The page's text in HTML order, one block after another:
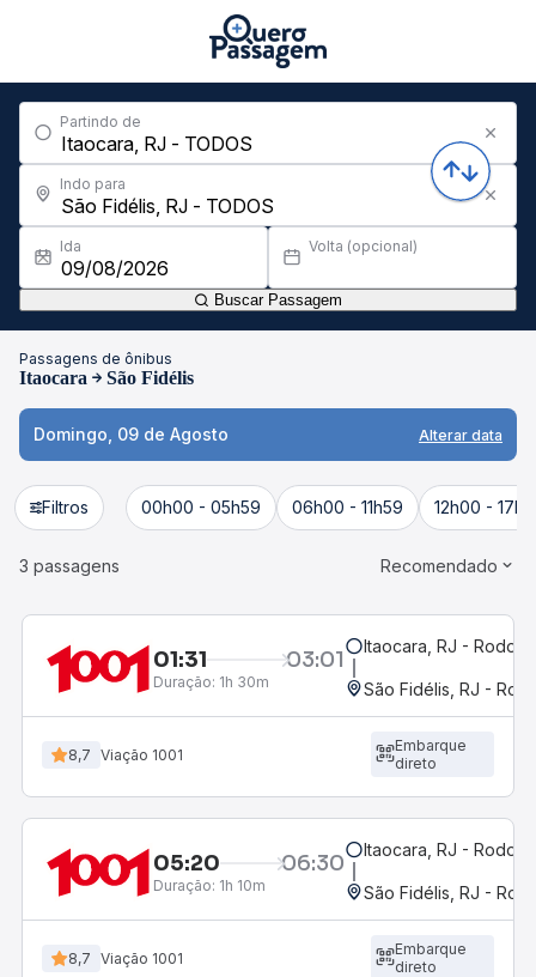
Partindo de
Indo para
Ida Volta (opcional)
Buscar Passagem
Passagens de ônibus
Itaocara São Fidélis
Domingo, 09 de Agosto Alterar data
Filtros 00h00 - 05h59 06h00 - 11h59 12h00 -
3 passagens Recomendado
01:31 03:01
Duração: 1h 30m
Itaocara, RJ -
São Fidélis, RJ -
8,7 Viação 1001
Embarque
direto
05:20 06:30
Duração: 1h 10m
Itaocara, RJ -
São Fidélis, RJ -
8,7 Viação 1001
Embarque
direto